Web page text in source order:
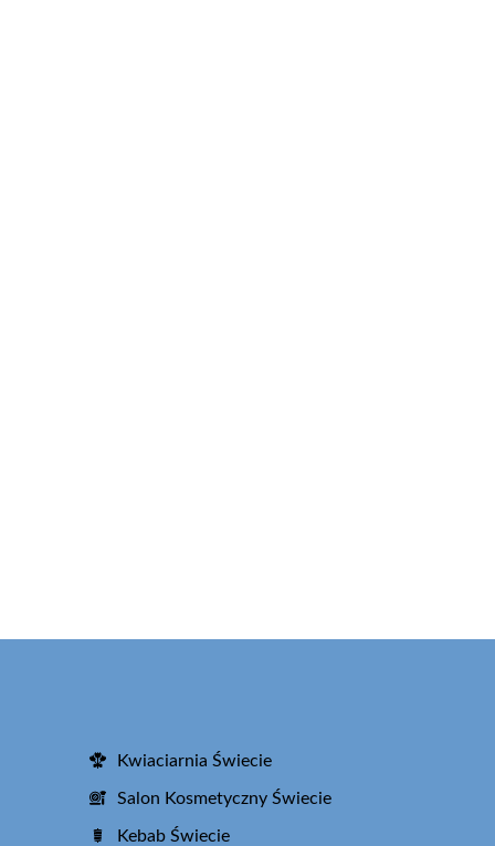
Kwiaciarnia Świecie
Salon Kosmetyczny Świecie
Kebab Świecie